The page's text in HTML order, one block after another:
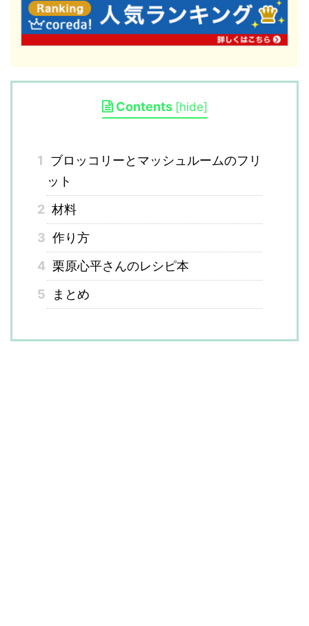
Contents [hide]
1
ブロッコリーとマッシュルームのフリ
ット
2 材料
3 作り方
4 栗原心平さんのレシピ本
5
まとめ